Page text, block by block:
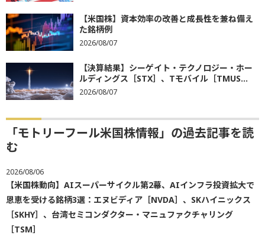
【米国株】資本効率の改善と成長性を兼ね備え
た銘柄例
2026/08/07
【決算結果】シーゲイト・テクノロジー・ホー
ルディングス［STX］、Tモバイル［TMUS...
2026/08/07
「モトリーフール米国株情報」の過去記事を読
む
2026/08/06
【米国株動向】AIスーパーサイクル第2幕、AIインフラ投資拡大で
恩恵を受ける銘柄3選：エヌビディア［NVDA］、SKハイニックス
［SKHY］、台湾セミコンダクター・マニュファクチャリング
［TSM］